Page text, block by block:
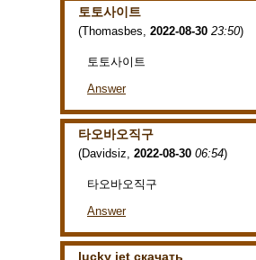
토토사이트
(Thomasbes, 2022-08-30 23:50)
토토사이트
Answer
타오바오직구
(Davidsiz, 2022-08-30 06:54)
타오바오직구
Answer
lucky jet скачать